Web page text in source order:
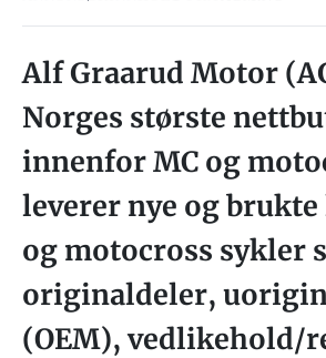
Alf Graarud Motor
Norges største
innenfor MC og
leverer nye og brukte
og motocross sykler
originaldeler,
(OEM), vedlikehold/